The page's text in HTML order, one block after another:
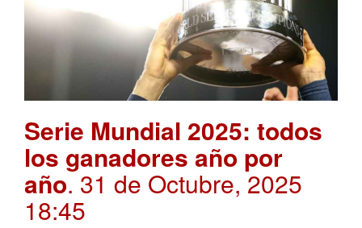
Serie Mundial 2025: todos
los ganadores año por
año. 31 de Octubre, 2025
18:45